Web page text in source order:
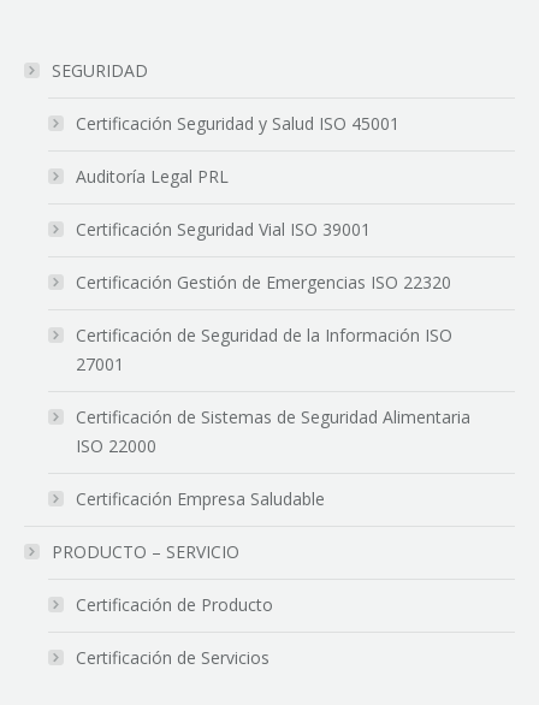
SEGURIDAD
Certificación Seguridad y Salud ISO 45001
Auditoría Legal PRL
Certificación Seguridad Vial ISO 39001
Certificación Gestión de Emergencias ISO 22320
Certificación de Seguridad de la Información ISO
27001
Certificación de Sistemas de Seguridad Alimentaria
ISO 22000
Certificación Empresa Saludable
PRODUCTO – SERVICIO
Certificación de Producto
Certificación de Servicios